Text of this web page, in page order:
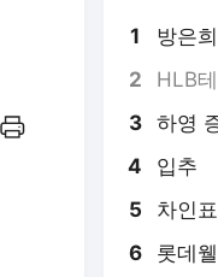
1 방은
2 HLB
3 하영
4 입추
5 차인
6 롯데